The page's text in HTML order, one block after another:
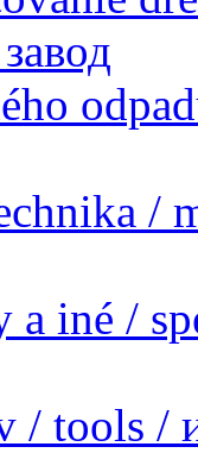
/
a iné /
/ tools /